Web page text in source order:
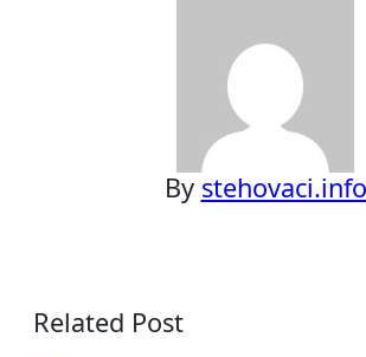
By stehovaci.info
Related Post